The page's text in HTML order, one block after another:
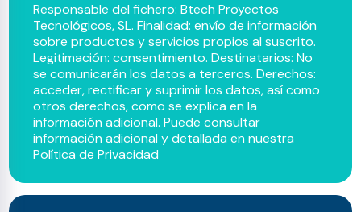
Responsable del fichero: Btech Proyectos
Tecnológicos, SL. Finalidad: envío de información
sobre productos y servicios propios al suscrito.
Legitimación: consentimiento. Destinatarios: No
se comunicarán los datos a terceros. Derechos:
acceder, rectificar y suprimir los datos, así como
otros derechos, como se explica en la
información adicional. Puede consultar
información adicional y detallada en nuestra
Política de Privacidad